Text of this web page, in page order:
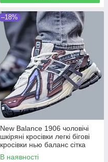
–18%
New Balance 1906 чоловічі
шкіряні кросівки легкі бігові
кросівки нью баланс сітка
В наявності